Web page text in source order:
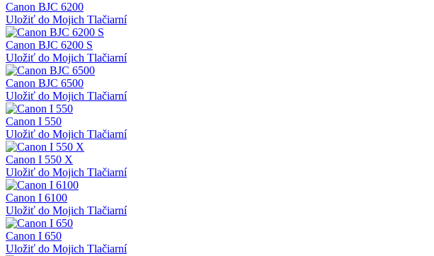
Canon BJC 6200
Uložiť do Mojich Tlačiarní
Canon BJC 6200 S
Uložiť do Mojich Tlačiarní
Canon BJC 6500
Uložiť do Mojich Tlačiarní
Canon I 550
Uložiť do Mojich Tlačiarní
Canon I 550 X
Uložiť do Mojich Tlačiarní
Canon I 6100
Uložiť do Mojich Tlačiarní
Canon I 650
Uložiť do Mojich Tlačiarní